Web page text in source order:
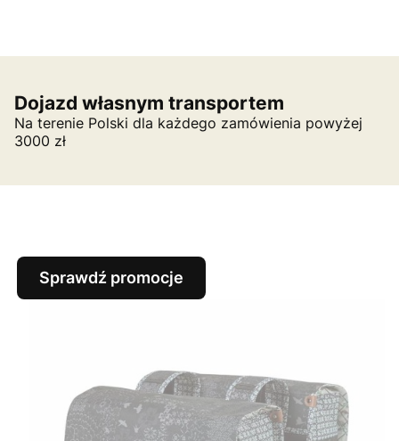
Dojazd własnym transportem
Na terenie Polski dla każdego zamówienia powyżej
3000 zł
Sprawdź promocje